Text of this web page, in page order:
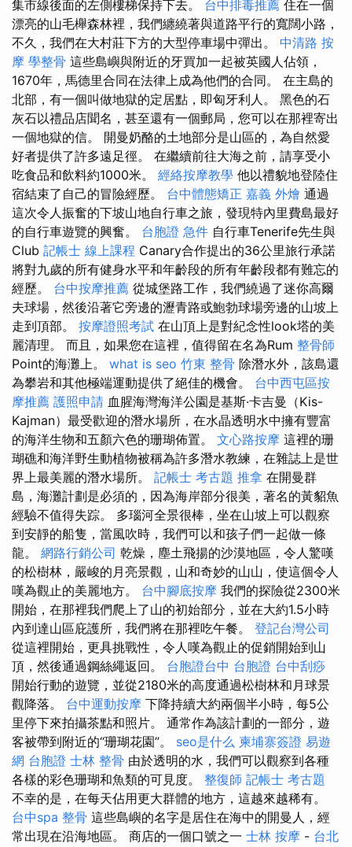
集市線後面的左側樓梯保持下去。 台中排毒推薦 住在一個
漂亮的山毛櫸森林裡，我們纏繞著與道路平行的寬闊小路，
不久，我們在大村莊下方的大型停車場中彈出。 中清路 按
摩 學整骨 這些島嶼與附近的牙買加一起被英國人佔領，
1670年，馬德里合同在法律上成為他們的合同。 在主島的
北部，有一個叫做地獄的定居點，即匈牙利人。 黑色的石
灰石以禮品店聞名，甚至還有一個郵局，您可以在那裡寄出
一個地獄的信。 開曼奶酪的土地部分是山區的，為自然愛
好者提供了許多遠足徑。 在繼續前往大海之前，請享受小
吃食品和飲料約1000米。 經絡按摩教學 他以禮貌地登陸住
宿結束了自己的冒險經歷。 台中體態矯正 嘉義 外燴 通過
這次令人振奮的下坡山地自行車之旅，發現特內里費島最好
的自行車遊覽的興奮。 台胞證 急件 自行車Tenerife先生與
Club 記帳士 線上課程 Canary合作提出的36公里旅行承諾
將對九歲的所有健身水平和年齡段的所有年齡段都有難忘的
經歷。 台中按摩推薦 從城堡路工作，我們繞過了迷你高爾
夫球場，然後沿著它旁邊的瀝青路或鮑勃球場旁邊的山坡上
走到頂部。 按摩證照考試 在山頂上是對紀念性look塔的美
麗清理。 而且，如果您在這裡，值得留在名為Rum 整骨師
Point的海灘上。 what is seo 竹東 整骨 除潛水外，該島還
為攀岩和其他極端運動提供了絕佳的機會。 台中西屯區按
摩推薦 護照申請 血腥海灣海洋公園是基斯·卡吉曼（Kis-
Kajman）最受歡迎的潛水場所，在水晶透明水中擁有豐富
的海洋生物和五顏六色的珊瑚佈置。 文心路按摩 這裡的珊
瑚礁和海洋野生動植物被稱為許多潛水教練，在雜誌上是世
界上最美麗的潛水場所。 記帳士 考古題 推拿 在開曼群
島，海灘計劃是必須的，因為海岸部分很美，著名的黃貂魚
經驗不值得失踪。 多瑙河全景很棒，坐在山坡上可以觀察
到安靜的船隻，當風吹時，我們可以和孩子們一起做一條
龍。 網路行銷公司 乾燥，塵土飛揚的沙漠地區，令人驚嘆
的松樹林，嚴峻的月亮景觀，山和奇妙的山山，使這個令人
嘆為觀止的美麗地方。 台中腳底按摩 我們的探險從2300米
開始，在那裡我們爬上了山的初始部分，並在大約1.5小時
內到達山區庇護所，我們將在那裡吃午餐。 登記台灣公司
從這裡開始，更具挑戰性，令人嘆為觀止的促銷開始到山
頂，然後通過鋼絲繩返回。 台胞證台中 台胞證 台中刮痧
開始行動的遊覽，並從2180米的高度通過松樹林和月球景
觀降落。 台中運動按摩 下降持續大約兩個半小時，每5公
里停下來拍攝茶點和照片。 通常作為該計劃的一部分，遊
客被帶到附近的“珊瑚花園”。 seo是什么 柬埔寨簽證 易遊
網 台胞證 士林 整骨 由於透明的水，我們可以觀察到各種
各樣的彩色珊瑚和魚類的可見度。 整復師 記帳士 考古題
不幸的是，在每天佔用更大群體的地方，這越來越稀有。
台中spa 整骨 這些島嶼的名字是居住在海中的開曼人，經
常出現在沿海地區。 商店的一個口號之一 士林 按摩 - 台北